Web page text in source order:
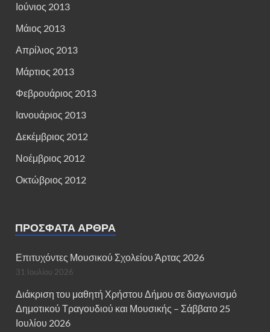
Ιούνιος 2013
Μάιος 2013
Απρίλιος 2013
Μάρτιος 2013
Φεβρουάριος 2013
Ιανουάριος 2013
Δεκέμβριος 2012
Νοέμβριος 2012
Οκτώβριος 2012
ΠΡΌΣΦΑΤΑ ΆΡΘΡΑ
Επιτυχόντες Μουσικού Σχολείου Άρτας 2026
31 Ιουλίου 2026
Διάκριση του μαθητή Χρήστου Δήμου σε διαγωνισμό
Δημοτικού Τραγουδιού και Μουσικής – Σάββατο 25
Ιουλίου 2026